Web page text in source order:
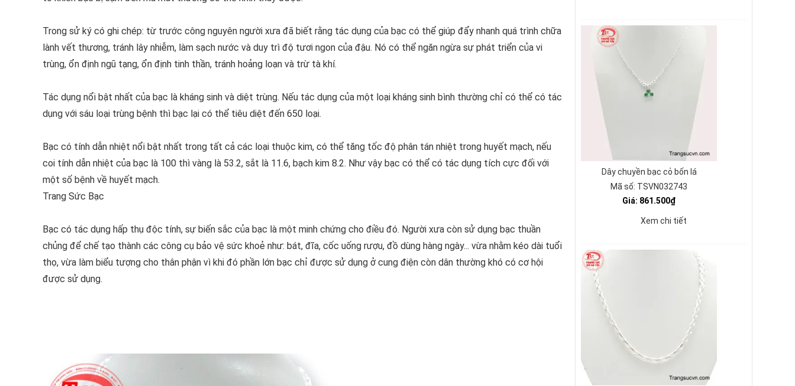
Trong sử ký có ghi chép: từ trước công nguyên người xưa đã biết rằng tác dụng của bạc có thể giúp đẩy nhanh quá trình chữa
lành vết thương, tránh lây nhiễm, làm sạch nước và duy trì độ tươi ngon của đậu. Nó có thể ngăn ngừa sự phát triển của vi
trùng, ổn định ngũ tạng, ổn định tinh thần, tránh hoảng loạn và trừ tà khí.
Tác dụng nổi bật nhất của bạc là kháng sinh và diệt trùng. Nếu tác dụng của một loại kháng sinh bình thường chỉ có thể có tác
dụng với sáu loại trùng bệnh thì bạc lại có thể tiêu diệt đến 650 loại.
Bạc có tính dẫn nhiệt nổi bật nhất trong tất cả các loại thuộc kim, có thể tăng tốc độ phân tán nhiệt trong huyết mạch, nếu
coi tính dẫn nhiệt của bạc là 100 thì vàng là 53.2, sắt là 11.6, bạch kim 8.2. Như vậy bạc có thể có tác dụng tích cực đối với
một số bệnh về huyết mạch.
Trang Sức Bạc
Bạc có tác dụng hấp thụ độc tính, sự biến sắc của bạc là một minh chứng cho điều đó. Người xưa còn sử dụng bạc thuần
chủng để chế tạo thành các công cụ bảo vệ sức khoẻ như: bát, đĩa, cốc uống rượu, đồ dùng hàng ngày... vừa nhằm kéo dài tuổi
thọ, vừa làm biểu tượng cho thân phận vì khi đó phần lớn bạc chỉ được sử dụng ở cung điện còn dân thường khó có cơ hội
được sử dụng.
Dây chuyền bạc cỏ bốn lá
Mã số: TSVN032743
Giá: 861.500₫
Xem chi tiết